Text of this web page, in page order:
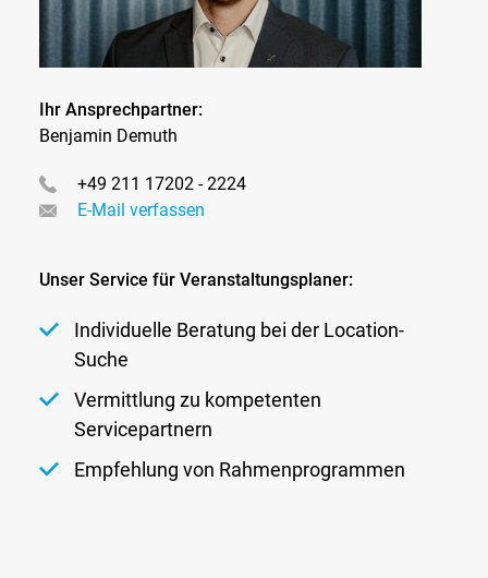
Ihr Ansprechpartner:
Benjamin Demuth
+49 211 17202 - 2224
E-Mail verfassen
Unser Service für Veranstaltungsplaner:
Individuelle Beratung bei der Location-
Suche
Vermittlung zu kompetenten
Servicepartnern
Empfehlung von Rahmenprogrammen